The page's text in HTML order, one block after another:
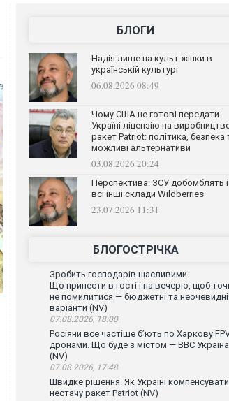
БЛОГИ
Надія лише на культ жінки в
українській культурі
06.08.2026 08:49
Чому США не готові передати
Україні ліцензію на
ракет Patriot: політика, безпека
можливі альтернативи
03.08.2026 20:24
Перспектива: ЗСУ добомблять і
всі інші склади Wildberries
23.07.2026 11:31
БЛОГОСТРІЧКА
Зробить господарів щасливими.
Що принести в гості і на вечерю, щоб
не помилитися — бюджетні та неочевидні
варіанти (NV)
07.08.2026, 18:00
Росіяни все частіше бʼють по Харкову
дронами. Що буде з містом — ВВС Україна
(NV)
07.08.2026, 17:48
Швидке рішення. Як Україні компенсувати
нестачу ракет Patriot (NV)